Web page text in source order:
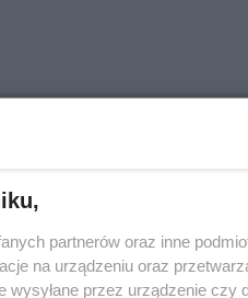
partnerów oraz inne
na urządzeniu oraz
wysyłane przez urządzenie czy